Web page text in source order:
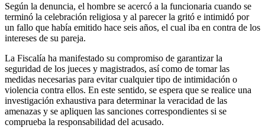
Según la denuncia, el hombre se acercó a la funcionaria cuando se
terminó la celebración religiosa y al parecer la gritó e intimidó por
un fallo que había emitido hace seis años, el cual iba en contra de los
intereses de su pareja.
La Fiscalía ha manifestado su compromiso de garantizar la
seguridad de los jueces y magistrados, así como de tomar las
medidas necesarias para evitar cualquier tipo de intimidación o
violencia contra ellos. En este sentido, se espera que se realice una
investigación exhaustiva para determinar la veracidad de las
amenazas y se apliquen las sanciones correspondientes si se
comprueba la responsabilidad del acusado.